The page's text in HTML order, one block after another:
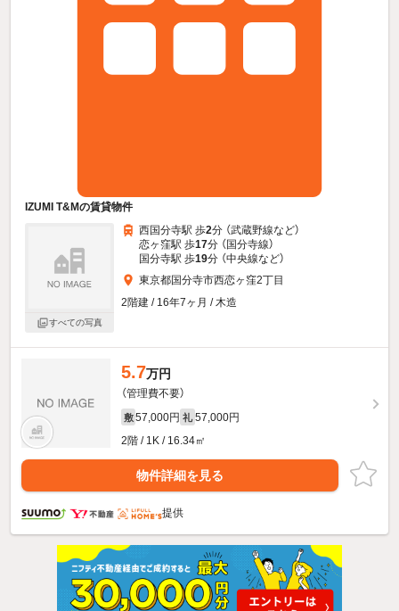
IZUMI T&Mの賃貸物件
すべての写真
西国分寺駅 歩2分 （武蔵野線など）
恋ヶ窪駅 歩17分 （国分寺線）
国分寺駅 歩19分 （中央線など）
東京都国分寺市西恋ヶ窪2丁目
2階建 / 16年7ヶ月 / 木造
5.7万円
（管理費不要）
敷 57,000円 礼 57,000円
2階 / 1K / 16.34㎡
物件詳細を見る
提供